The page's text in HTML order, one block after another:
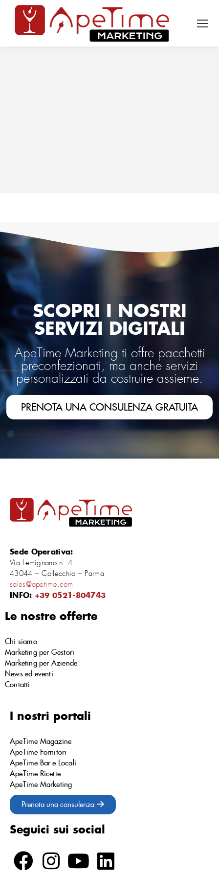
SCOPRI I NOSTRI
SERVIZI DIGITALI
ApeTime Marketing ti offre pacchetti
preconfezionati, ma anche servizi
personalizzati da costruire assieme.
PRENOTA UNA CONSULENZA GRATUITA
Sede Operativa:
Via Lemignano n. 4
43044 – Collecchio – Parma
sales@apetime.com
INFO: +39 0521-804743
Le nostre offerte
Chi siamo
Marketing per Gestori
Marketing per Aziende
News ed eventi
Contatti
I nostri portali
ApeTime Magazine
ApeTime Fornitori
ApeTime Bar e Locali
ApeTime Ricette
ApeTime Marketing
Prenota una consulenza
Seguici sui social